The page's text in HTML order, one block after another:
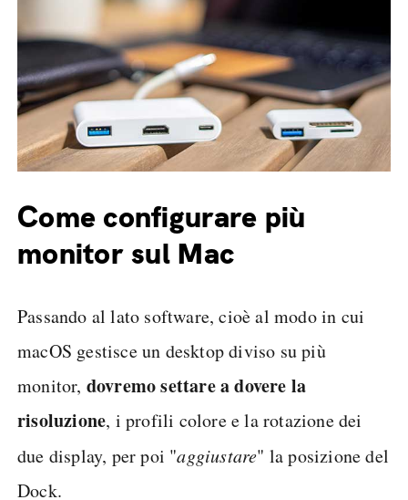
Come configurare più
monitor sul Mac
Passando al lato software, cioè al modo in cui
macOS gestisce un desktop diviso su più
monitor, dovremo settare a dovere la
risoluzione, i profili colore e la rotazione dei
due display, per poi "aggiustare" la posizione del
Dock.